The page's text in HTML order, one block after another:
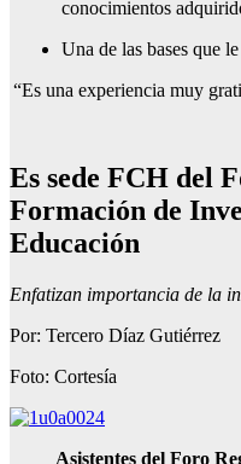
conocimientos
Una de las bases que
“Es una experiencia muy
Es sede FCH del
Formación de
Educación
Enfatizan importancia de la
Por: Tercero Díaz Gutiérrez
Foto: Cortesía
Asistentes del Foro